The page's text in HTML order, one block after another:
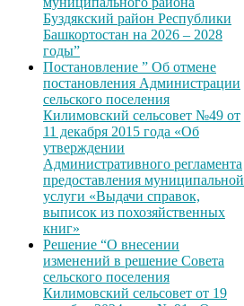
Буздякский район Республики
Башкортостан на 2026 – 2028
годы”
Постановление ” Об отмене
постановления Администрации
сельского поселения
Килимовский сельсовет №49 от
11 декабря 2015 года «Об
утверждении
Административного регламента
предоставления муниципальной
услуги «Выдачи справок,
выписок из похозяйственных
книг»
Решение “О внесении
изменений в решение Совета
сельского поселения
Килимовский сельсовет от 19